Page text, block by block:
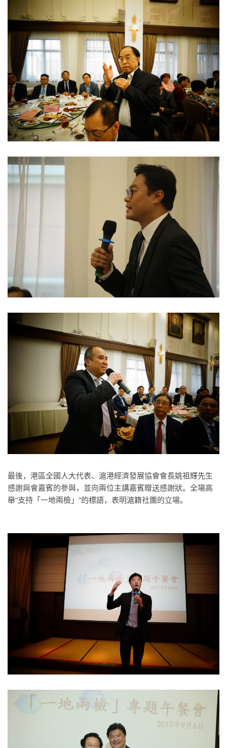
最後，港區全國人大代表、滬港經濟發展協會會長姚祖輝先生
感謝與會嘉賓的參與，並向兩位主講嘉賓贈送感謝狀。全場高
舉“支持「一地兩檢」”的標語，表明滬籍社團的立場。